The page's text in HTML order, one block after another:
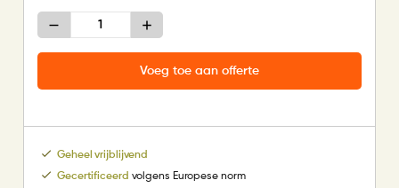
Metalen
aantal
Voeg toe aan offerte
Geheel vrijblijvend
Gecertificeerd volgens Europese norm